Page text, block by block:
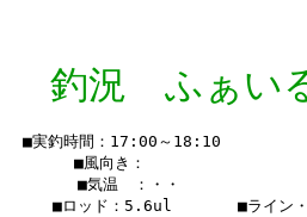
釣況 ふぁい
■実釣時間：17:00～18:10
　　■風向き：
　■気温　：・・
　■ロッド：5.6ul　　  　■ライン